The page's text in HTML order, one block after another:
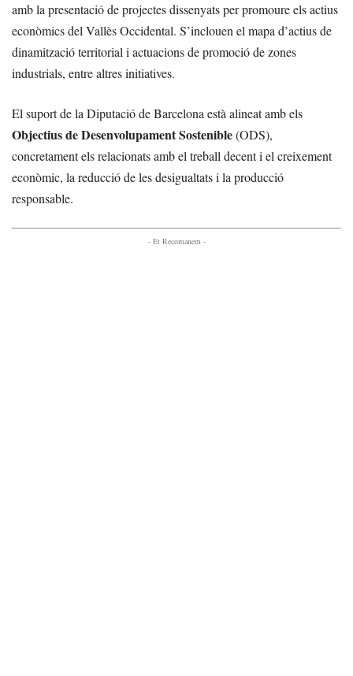
amb la presentació de projectes dissenyats per promoure els actius
econòmics del Vallès Occidental. S’inclouen el mapa d’actius de
dinamització territorial i actuacions de promoció de zones
industrials, entre altres initiatives.
El suport de la Diputació de Barcelona està alineat amb els
Objectius de Desenvolupament Sostenible(ODS),
concretament els relacionats amb el treball decent i el creixement
econòmic, la reducció de les desigualtats i la producció
responsable.
- Et Recomanem -